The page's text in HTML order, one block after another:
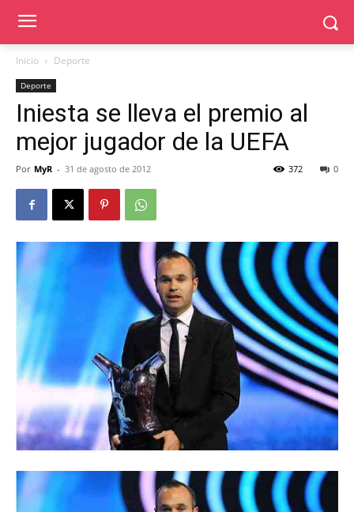
Inicio Deporte
Deporte
Iniesta se lleva el premio al
mejor jugador de la UEFA
Por MyR - 31 de agosto de 2012 0
372